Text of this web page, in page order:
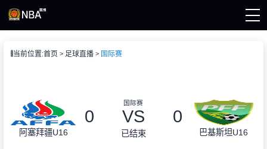
播
当前位置:首页 足球直播 国际赛
阿塞拜疆U16
国际赛
0 VS 0
已结束 巴基斯坦U16